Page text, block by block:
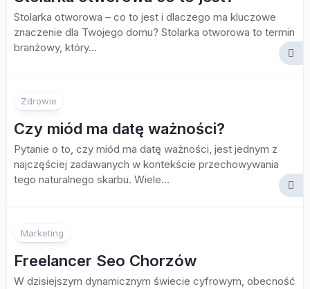
Stolarka otworowa – co to jest i dlaczego ma kluczowe
znaczenie dla Twojego domu? Stolarka otworowa to termin
branżowy, który...
Zdrowie
Czy miód ma datę ważności?
Pytanie o to, czy miód ma datę ważności, jest jednym z
najczęściej zadawanych w kontekście przechowywania
tego naturalnego skarbu. Wiele...
Marketing
Freelancer Seo Chorzów
W dzisiejszym dynamicznym świecie cyfrowym, obecność